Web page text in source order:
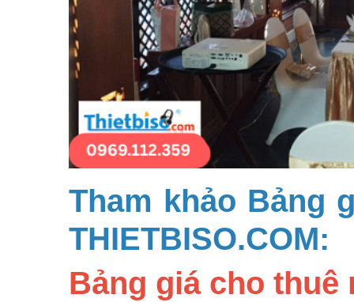
Tham khảo Bảng
THIETBISO.COM:
Bảng giá cho thuê